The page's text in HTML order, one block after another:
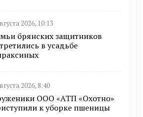
2026, 10:13
брянских защитников
в усадьбе
2026, 8:40
ООО «АТП «Охотно»
к уборке пшеницы